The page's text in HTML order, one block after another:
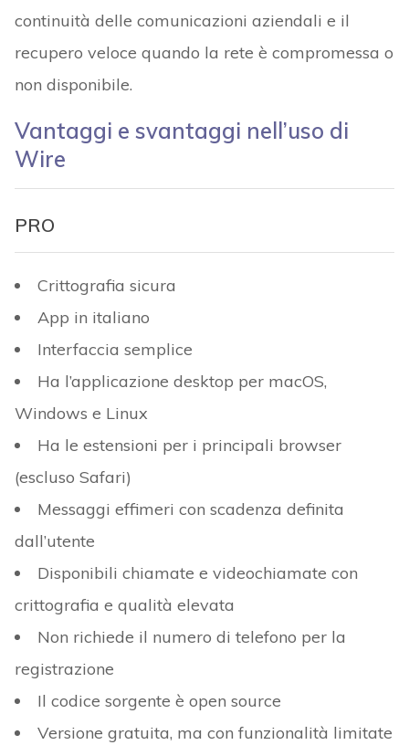
continuità delle comunicazioni aziendali e il
recupero veloce quando la rete è compromessa o
non disponibile.
Vantaggi e svantaggi nell’uso di
Wire
PRO
Crittografia sicura
App in italiano
Interfaccia semplice
Ha l’applicazione desktop per macOS,
Windows e Linux
Ha le estensioni per i principali browser
(escluso Safari)
Messaggi effimeri con scadenza definita
dall’utente
Disponibili chiamate e videochiamate con
crittografia e qualità elevata
Non richiede il numero di telefono per la
registrazione
Il codice sorgente è open source
Versione gratuita, ma con funzionalità limitate